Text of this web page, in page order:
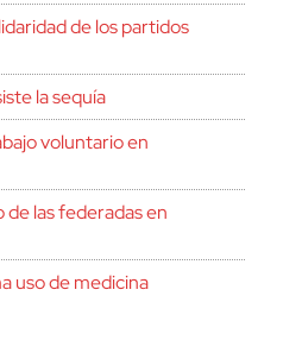
de los partidos
la sequía
voluntario en
las federadas en
uso de medicina